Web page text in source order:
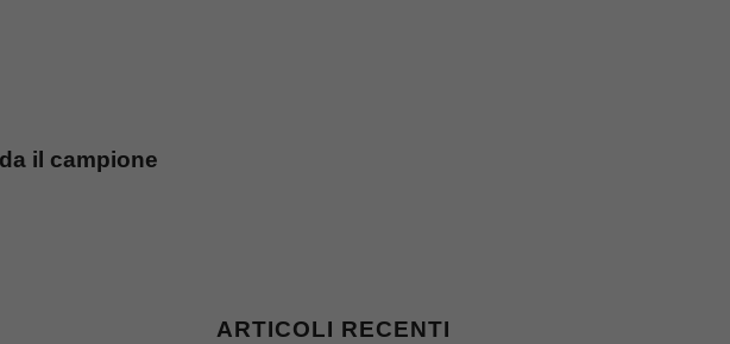
il campione
ARTICOLI RECENTI